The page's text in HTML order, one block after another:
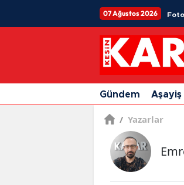
07 Ağustos 2026
Gündem Aşayiş
/ Yazarlar